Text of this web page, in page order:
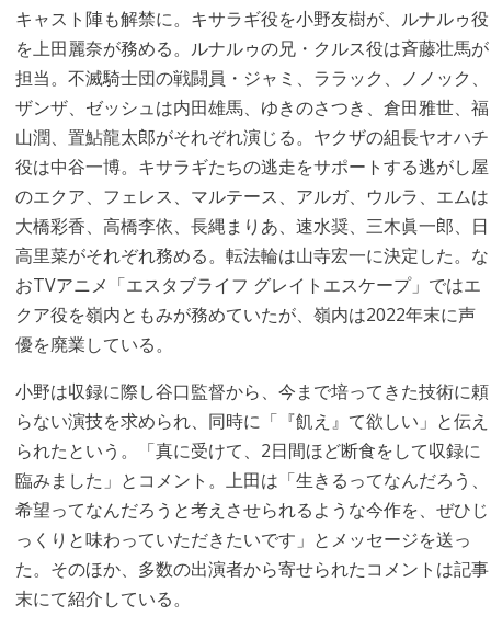
キャスト陣も解禁に。キサラギ役を小野友樹が、ルナルゥ役
を上田麗奈が務める。ルナルゥの兄・クルス役は斉藤壮馬が
担当。不滅騎士団の戦闘員・ジャミ、ララック、ノノック、
ザンザ、ゼッシュは内田雄馬、ゆきのさつき、倉田雅世、福
山潤、置鮎龍太郎がそれぞれ演じる。ヤクザの組長ヤオハチ
役は中谷一博。キサラギたちの逃走をサポートする逃がし屋
のエクア、フェレス、マルテース、アルガ、ウルラ、エムは
大橋彩香、高橋李依、長縄まりあ、速水奨、三木眞一郎、日
高里菜がそれぞれ務める。転法輪は山寺宏一に決定した。な
おTVアニメ「エスタブライフ グレイトエスケープ」ではエ
クア役を嶺内ともみが務めていたが、嶺内は2022年末に声
優を廃業している。
小野は収録に際し谷口監督から、今まで培ってきた技術に頼
らない演技を求められ、同時に「『飢え』て欲しい」と伝え
られたという。「真に受けて、2日間ほど断食をして収録に
臨みました」とコメント。上田は「生きるってなんだろう、
希望ってなんだろうと考えさせられるような今作を、ぜひじ
っくりと味わっていただきたいです」とメッセージを送っ
た。そのほか、多数の出演者から寄せられたコメントは記事
末にて紹介している。